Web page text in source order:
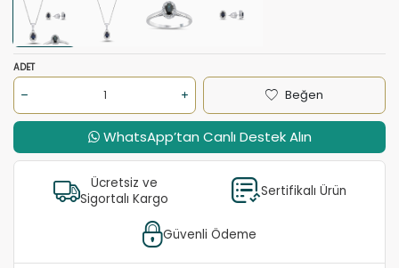
ADET
Beğen
WhatsApp’tan Canlı Destek Alın
Ücretsiz ve
Sigortalı Kargo
Sertifikalı Ürün
Güvenli Ödeme